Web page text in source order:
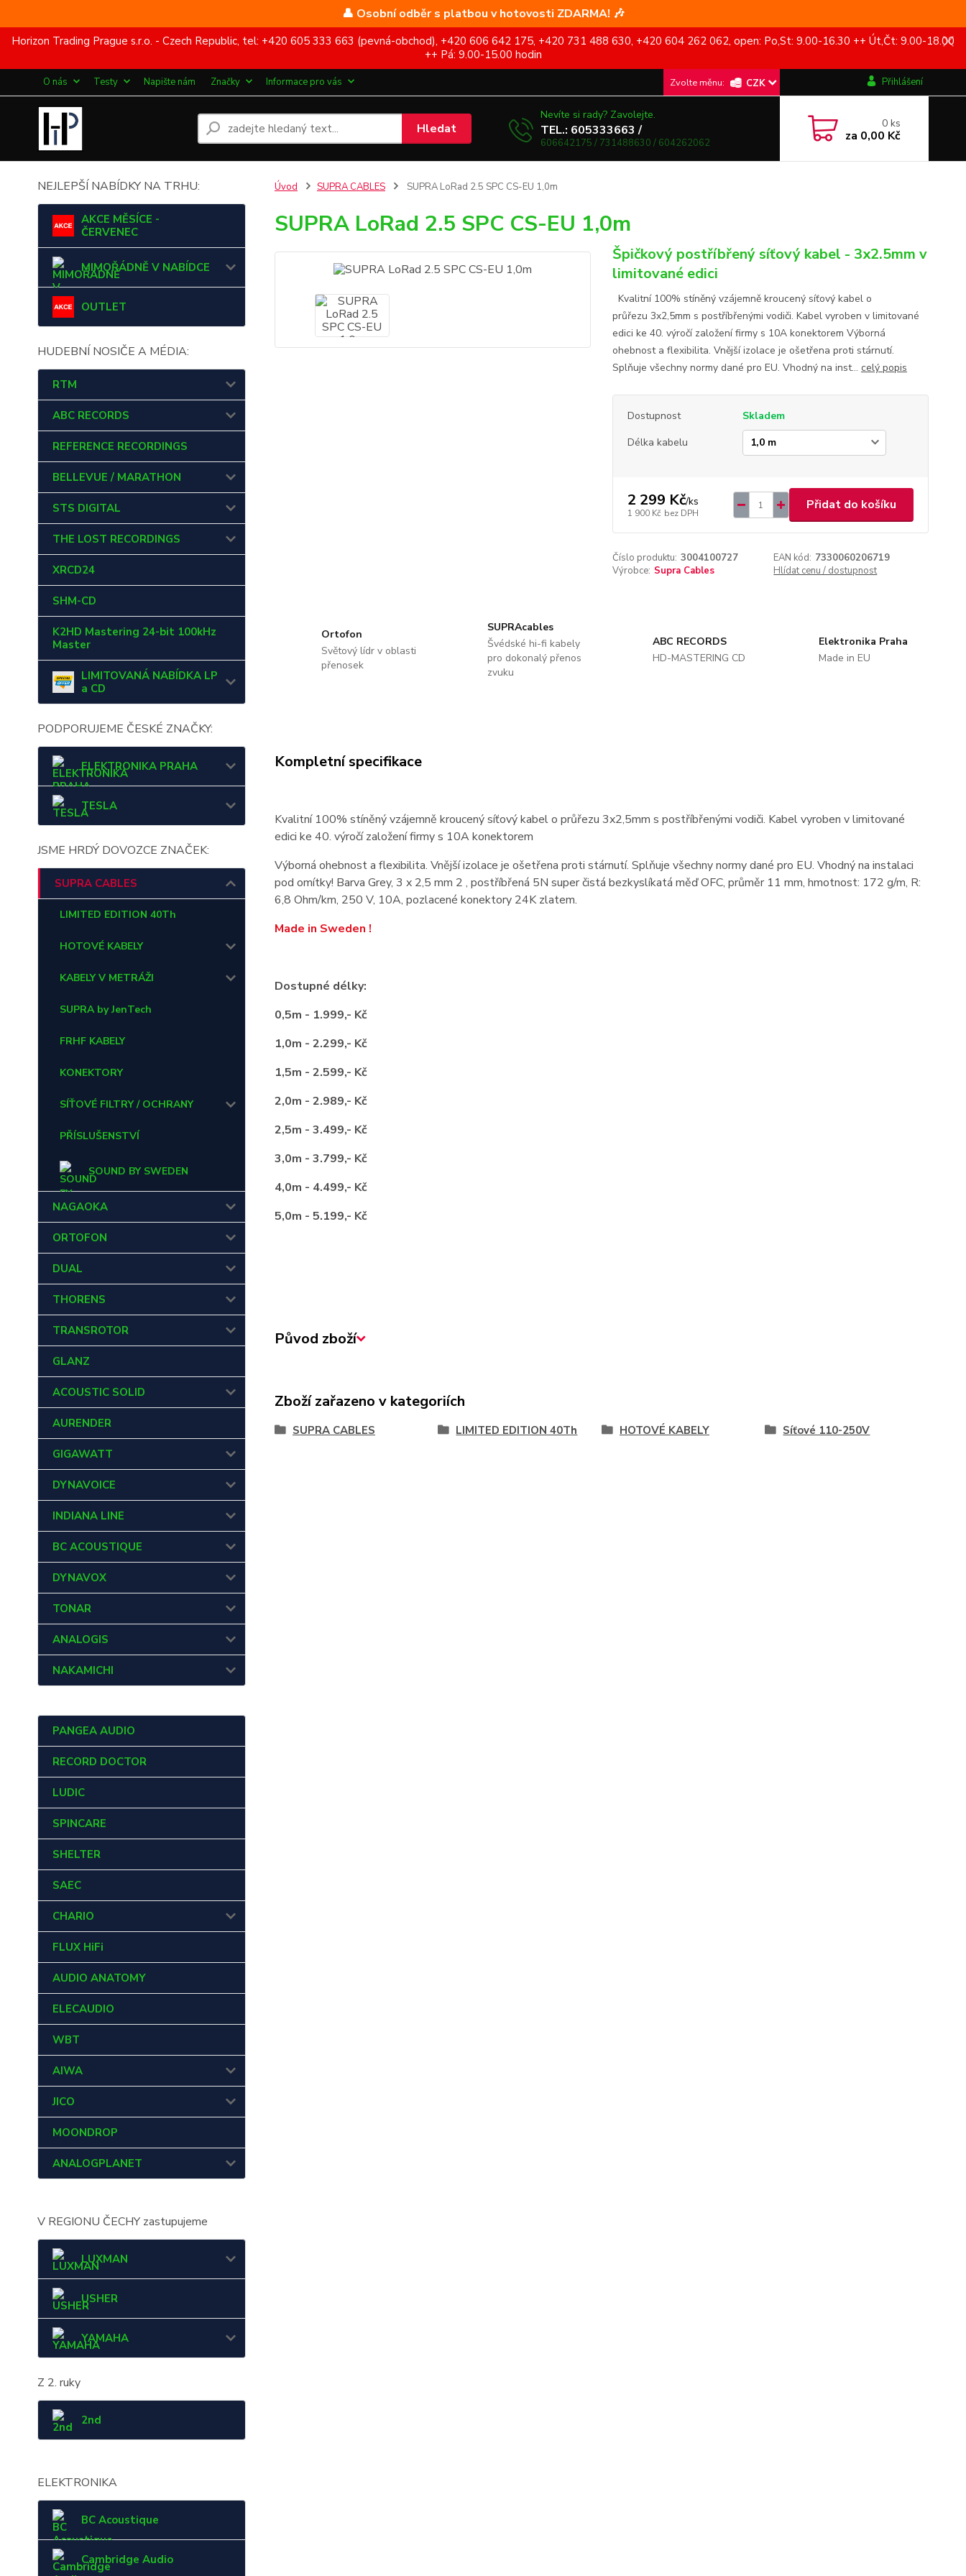
👤 Osobní odběr s platbou v hotovosti ZDARMA! 🎶
Horizon Trading Prague s.r.o. - Czech Republic, tel: +420 605 333 663 (pevná-obchod), +420 606 642 175, +420 731 488 630, +420 604 262 062, open: Po,St: 9.00-16.30 ++ Út,Čt: 9.00-18.00
++ Pá: 9.00-15.00 hodin
O nás Testy Napište nám Značky Informace pro vás CZK Přihlášení
Hledat
Nevíte si rady? Zavolejte.
TEL.: 605333663 /
606642175 / 731488630 / 604262062
0ks
za 0,00 Kč
NEJLEPŠÍ NABÍDKY NA TRHU:
AKCE MĚSÍCE -
ČERVENEC
MIMOŘÁDNĚ V NABÍDCE
OUTLET
HUDEBNÍ NOSIČE A MÉDIA:
RTM
ABC RECORDS
REFERENCE RECORDINGS
BELLEVUE / MARATHON
STS DIGITAL
THE LOST RECORDINGS
XRCD24
SHM-CD
K2HD Mastering 24-bit 100kHz
Master
LIMITOVANÁ NABÍDKA LP
a CD
PODPORUJEME ČESKÉ ZNAČKY:
ELEKTRONIKA PRAHA
TESLA
JSME HRDÝ DOVOZCE ZNAČEK:
SUPRA CABLES
LIMITED EDITION 40Th
HOTOVÉ KABELY
KABELY V METRÁŽI
SUPRA by JenTech
FRHF KABELY
KONEKTORY
SÍŤOVÉ FILTRY / OCHRANY
PŘÍSLUŠENSTVÍ
SOUND BY SWEDEN
NAGAOKA
ORTOFON
DUAL
THORENS
TRANSROTOR
GLANZ
ACOUSTIC SOLID
AURENDER
GIGAWATT
DYNAVOICE
INDIANA LINE
BC ACOUSTIQUE
DYNAVOX
TONAR
ANALOGIS
NAKAMICHI
PANGEA AUDIO
RECORD DOCTOR
LUDIC
SPINCARE
SHELTER
SAEC
CHARIO
FLUX HiFi
AUDIO ANATOMY
ELECAUDIO
WBT
AIWA
JICO
MOONDROP
ANALOGPLANET
V REGIONU ČECHY zastupujeme
LUXMAN
USHER
YAMAHA
Z 2. ruky
2nd
ELEKTRONIKA
BC Acoustique
Cambridge Audio
Úvod SUPRA CABLES SUPRA LoRad 2.5 SPC CS-EU 1,0m
SUPRA LoRad 2.5 SPC CS-EU 1,0m
Špičkový postříbřený síťový kabel - 3x2.5mm v
limitované edici
Kvalitní 100% stíněný vzájemně kroucený síťový kabel o
průřezu 3x2,5mm s postříbřenými vodiči. Kabel vyroben v limitované
edici ke 40. výročí založení firmy s 10A konektorem Výborná
ohebnost a flexibilita. Vnější izolace je ošetřena proti stárnutí.
Splňuje všechny normy dané pro EU. Vhodný na inst... celý popis
Dostupnost
Skladem
Délka kabelu
2 299 Kč/ks
1 900 Kč bez DPH
Přidat do košíku
Číslo produktu: 3004100727 EAN kód: 7330060206719
Výrobce: Supra Cables Hlídat cenu / dostupnost
Ortofon
Světový lídr v oblasti
přenosek
SUPRAcables
Švédské hi-fi kabely
pro dokonalý přenos
zvuku
ABC RECORDS
HD-MASTERING CD
Elektronika Praha
Made in EU
Kompletní specifikace
Kvalitní 100% stíněný vzájemně kroucený síťový kabel o průřezu 3x2,5mm s postříbřenými vodiči. Kabel vyroben v limitované
edici ke 40. výročí založení firmy s 10A konektorem
Výborná ohebnost a flexibilita. Vnější izolace je ošetřena proti stárnutí. Splňuje všechny normy dané pro EU. Vhodný na instalaci
pod omítky! Barva Grey, 3 x 2,5 mm 2 , postříbřená 5N super čistá bezkyslíkatá měď OFC, průměr 11 mm, hmotnost: 172 g/m, R:
6,8 Ohm/km, 250 V, 10A, pozlacené konektory 24K zlatem.
Made in Sweden !
Dostupné délky:
0,5m - 1.999,- Kč
1,0m - 2.299,- Kč
1,5m - 2.599,- Kč
2,0m - 2.989,- Kč
2,5m - 3.499,- Kč
3,0m - 3.799,- Kč
4,0m - 4.499,- Kč
5,0m - 5.199,- Kč
Původ zboží
Zboží zařazeno v kategoriích
SUPRA CABLES LIMITED EDITION 40Th HOTOVÉ KABELY Síťové 110-250V